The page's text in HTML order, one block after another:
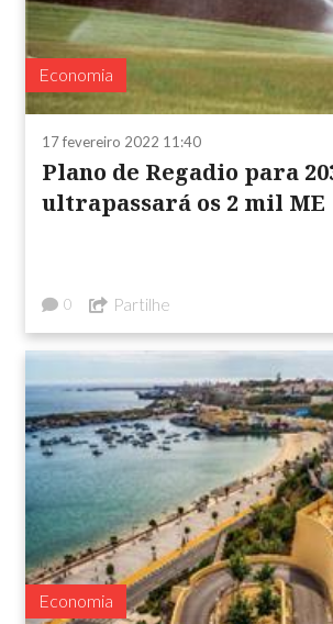
Economia
17 fevereiro 2022 11:40
Plano de Regadio para
ultrapassará os 2 mil ME
0 Partilhe
Economia